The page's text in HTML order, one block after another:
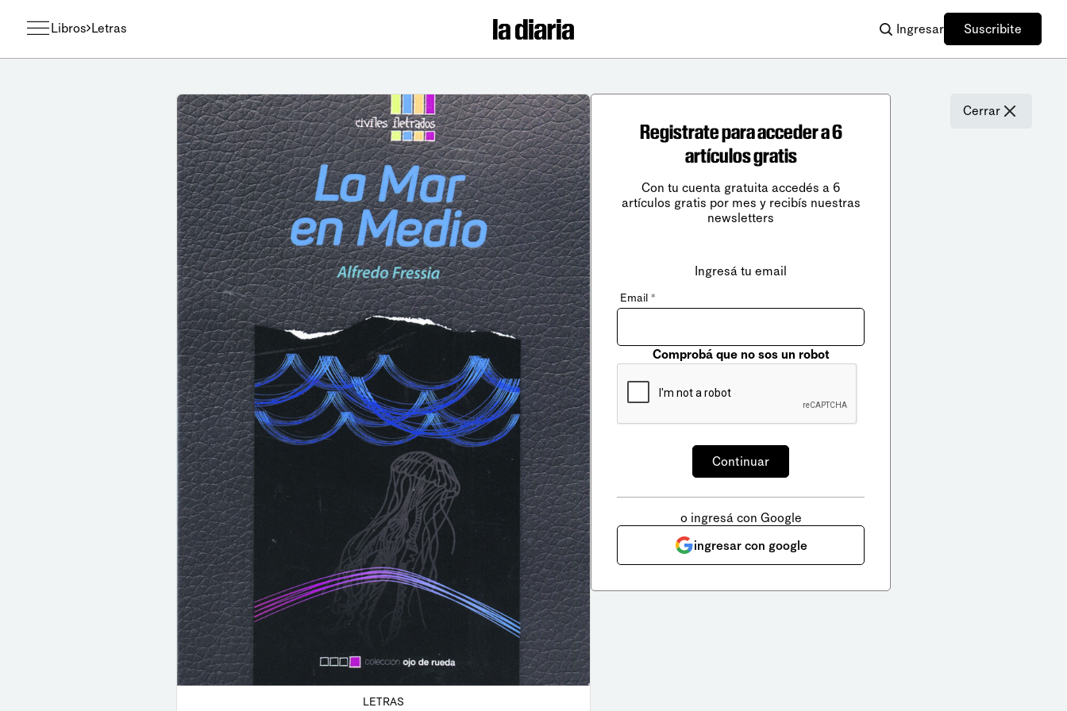
Libros Letras Ingresar Suscribite
LETRAS
Cerrar
Registrate para acceder a 6
artículos gratis
Con tu cuenta gratuita accedés a 6
artículos gratis por mes y recibís nuestras
newsletters
Ingresá tu email
Email *
Comprobá que no sos un robot
o ingresá con Google
ingresar con google